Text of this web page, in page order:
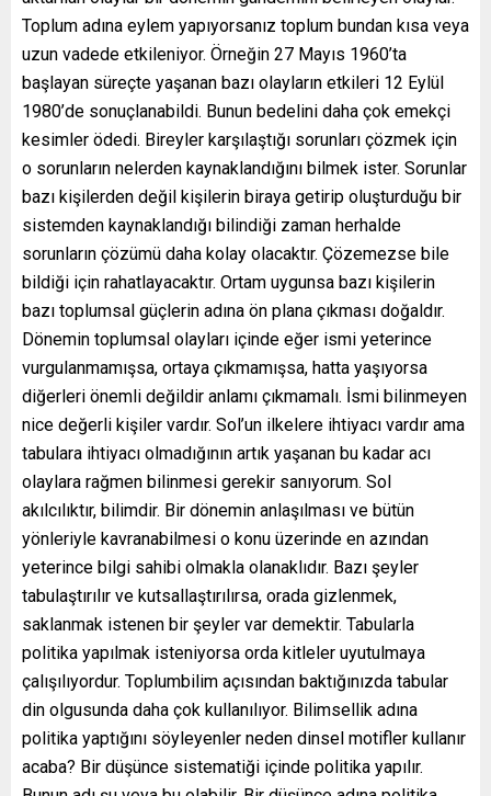
Toplum adına eylem yapıyorsanız toplum bundan kısa veya
uzun vadede etkileniyor. Örneğin 27 Mayıs 1960’ta
başlayan süreçte yaşanan bazı olayların etkileri 12 Eylül
1980’de sonuçlanabildi. Bunun bedelini daha çok emekçi
kesimler ödedi. Bireyler karşılaştığı sorunları çözmek için
o sorunların nelerden kaynaklandığını bilmek ister. Sorunlar
bazı kişilerden değil kişilerin biraya getirip oluşturduğu bir
sistemden kaynaklandığı bilindiği zaman herhalde
sorunların çözümü daha kolay olacaktır. Çözemezse bile
bildiği için rahatlayacaktır. Ortam uygunsa bazı kişilerin
bazı toplumsal güçlerin adına ön plana çıkması doğaldır.
Dönemin toplumsal olayları içinde eğer ismi yeterince
vurgulanmamışsa, ortaya çıkmamışsa, hatta yaşıyorsa
diğerleri önemli değildir anlamı çıkmamalı. İsmi bilinmeyen
nice değerli kişiler vardır. Sol’un ilkelere ihtiyacı vardır ama
tabulara ihtiyacı olmadığının artık yaşanan bu kadar acı
olaylara rağmen bilinmesi gerekir sanıyorum. Sol
akılcılıktır, bilimdir. Bir dönemin anlaşılması ve bütün
yönleriyle kavranabilmesi o konu üzerinde en azından
yeterince bilgi sahibi olmakla olanaklıdır. Bazı şeyler
tabulaştırılır ve kutsallaştırılırsa, orada gizlenmek,
saklanmak istenen bir şeyler var demektir. Tabularla
politika yapılmak isteniyorsa orda kitleler uyutulmaya
çalışılıyordur. Toplumbilim açısından baktığınızda tabular
din olgusunda daha çok kullanılıyor. Bilimsellik adına
politika yaptığını söyleyenler neden dinsel motifler kullanır
acaba? Bir düşünce sistematiği içinde politika yapılır.